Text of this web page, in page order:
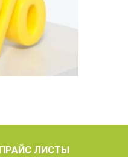
ПРАЙС ЛИСТЫ